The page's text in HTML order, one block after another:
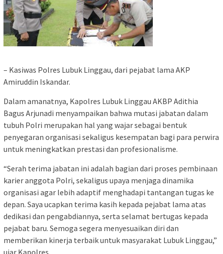
– Kasiwas Polres Lubuk Linggau, dari pejabat lama AKP
Amiruddin Iskandar.
Dalam amanatnya, Kapolres Lubuk Linggau AKBP Adithia
Bagus Arjunadi menyampaikan bahwa mutasi jabatan dalam
tubuh Polri merupakan hal yang wajar sebagai bentuk
penyegaran organisasi sekaligus kesempatan bagi para perwira
untuk meningkatkan prestasi dan profesionalisme.
“Serah terima jabatan ini adalah bagian dari proses pembinaan
karier anggota Polri, sekaligus upaya menjaga dinamika
organisasi agar lebih adaptif menghadapi tantangan tugas ke
depan. Saya ucapkan terima kasih kepada pejabat lama atas
dedikasi dan pengabdiannya, serta selamat bertugas kepada
pejabat baru. Semoga segera menyesuaikan diri dan
memberikan kinerja terbaik untuk masyarakat Lubuk Linggau,”